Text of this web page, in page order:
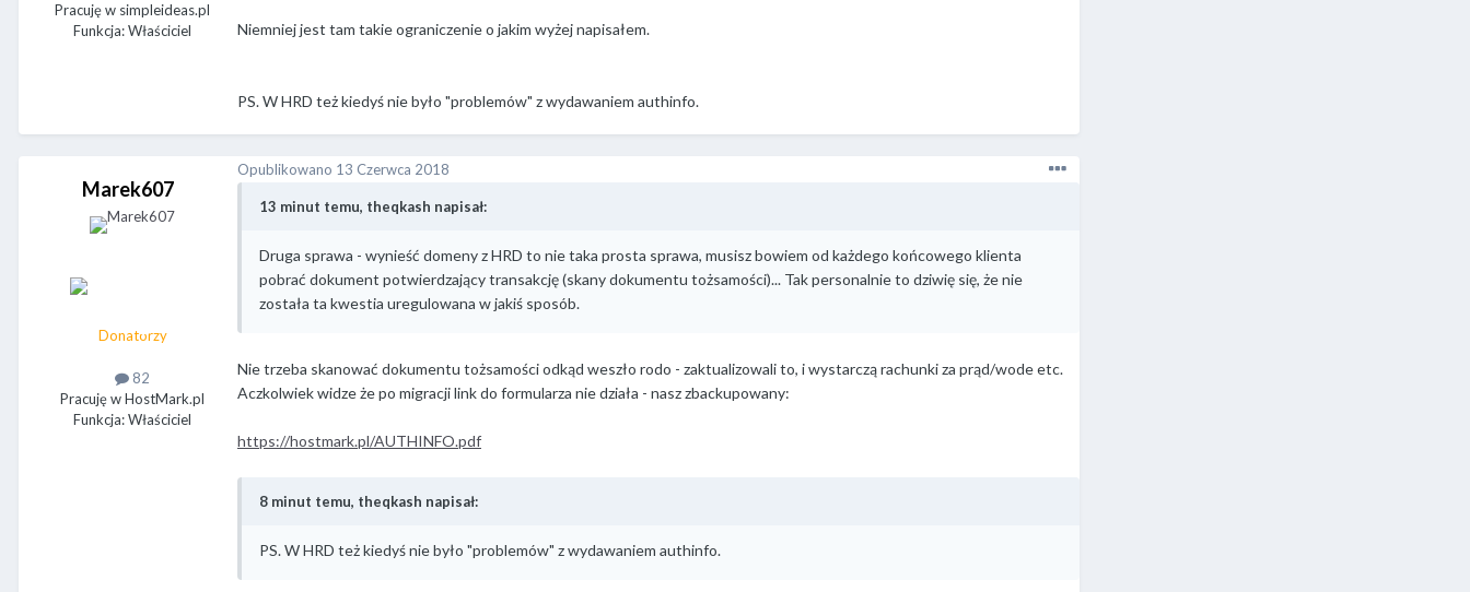
Pracuję w simpleideas.pl
Funkcja: Właściciel
Niemniej jest tam takie ograniczenie o jakim wyżej napisałem.
PS. W HRD też kiedyś nie było "problemów" z wydawaniem authinfo.
Marek607
Donatorzy
82
Pracuję w HostMark.pl
Funkcja: Właściciel
Opublikowano 13 Czerwca 2018
13 minut temu, theqkash napisał:
Druga sprawa - wynieść domeny z HRD to nie taka prosta sprawa, musisz bowiem od każdego końcowego klienta
pobrać dokument potwierdzający transakcję (skany dokumentu tożsamości)... Tak personalnie to dziwię się, że nie
została ta kwestia uregulowana w jakiś sposób.
Nie trzeba skanować dokumentu tożsamości odkąd weszło rodo - zaktualizowali to, i wystarczą rachunki za prąd/wode etc.
Aczkolwiek widze że po migracji link do formularza nie działa - nasz zbackupowany:
https://hostmark.pl/AUTHINFO.pdf
8 minut temu, theqkash napisał:
PS. W HRD też kiedyś nie było "problemów" z wydawaniem authinfo.